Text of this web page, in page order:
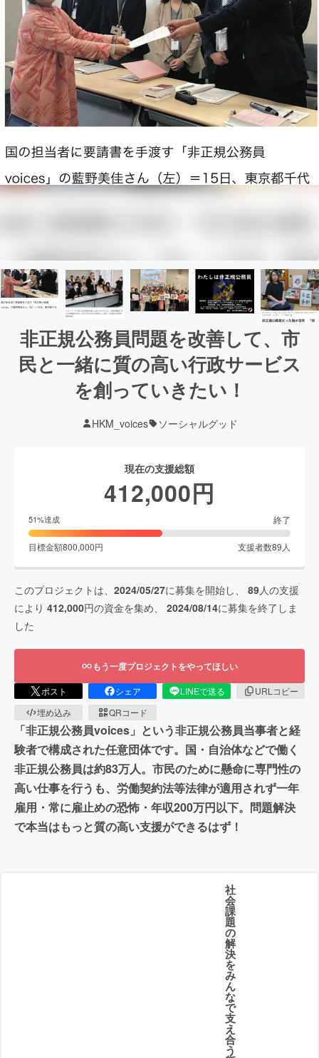
非正規公務員問題を改善して、市
民と一緒に質の高い行政サービス
を創っていきたい！
HKM_voices ソーシャルグッド
現在の支援総額
412,000円
51%達成 終了
目標金額800,000円 支援者数89 人
このプロジェクトは、 2024/05/27に募集を開始し、 89人の支援
により 412,000円の資金を集め、 2024/08/14に募集を終了しま
した
もう一度プロジェクトをやってほしい
ポスト シェア LINEで送る
URLコピー
埋め込み
QRコード
「非正規公務員voices」という非正規公務員当事者と経
験者で構成された任意団体です。国・自治体などで働く
非正規公務員は約83万人。市民のために懸命に専門性の
高い仕事を行うも、労働契約法等法律が適用されず一年
雇用・常に雇止めの恐怖・年収200万円以下。問題解決
で本当はもっと質の高い支援ができるはず！
社
会
課
題
の
解
決
を
み
ん
な
で
支
え
合
う